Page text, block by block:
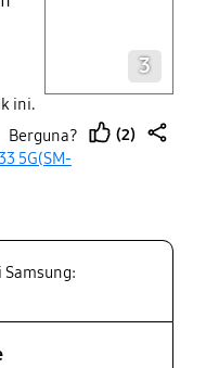
3
ini.
Berguna?
(2)
5G(SM-
Samsung: